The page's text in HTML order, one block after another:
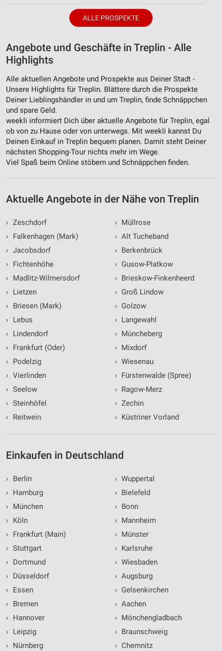
ALLE PROSPEKTE
Angebote und Geschäfte in Treplin - Alle
Highlights
Alle aktuellen Angebote und Prospekte aus Deiner Stadt -
Unsere Highlights für Treplin. Blättere durch die Prospekte
Deiner Lieblingshändler in und um Treplin, finde Schnäppchen
und spare Geld.
weekli informiert Dich über aktuelle Angebote für Treplin, egal
ob von zu Hause oder von unterwegs. Mit weekli kannst Du
Deinen Einkauf in Treplin bequem planen. Damit steht Deiner
nächsten Shopping-Tour nichts mehr im Wege.
Viel Spaß beim Online stöbern und Schnäppchen finden.
Aktuelle Angebote in der Nähe von Treplin
› Zeschdorf
›
Falkenhagen (Mark)
› Jacobsdorf
›
Fichtenhöhe
›
Madlitz-Wilmersdorf
›
Lietzen
›
Briesen (Mark)
›
Lebus
›
Lindendorf
›
Frankfurt (Oder)
›
Podelzig
› Vierlinden
› Seelow
› Steinhöfel
›
Reitwein
› Müllrose
› Alt Tucheband
› Berkenbrück
› Gusow-Platkow
› Brieskow-Finkenheerd
› Groß Lindow
› Golzow
› Langewahl
› Müncheberg
› Mixdorf
› Wiesenau
› Fürstenwalde (Spree)
› Ragow-Merz
› Zechin
› Küstriner Vorland
Einkaufen in Deutschland
›
Berlin
›
Hamburg
›
München
›
Köln
›
Frankfurt (Main)
› Stuttgart
›
Dortmund
›
Düsseldorf
›
Essen
›
Bremen
›
Hannover
›
Leipzig
›
Nürnberg
› Wuppertal
› Bielefeld
› Bonn
› Mannheim
› Münster
› Karlsruhe
› Wiesbaden
› Augsburg
› Gelsenkirchen
› Aachen
› Mönchengladbach
› Braunschweig
› Chemnitz
Verwendung von Profilen zur Auswahl
personalisierter Werbung
von Inhalten
Verwendung von Profilen zur Auswahl
personalisierter Inhalte
Messung der Werbeleistung
Messung der Performance von Inhalten
Analyse von Zielgruppen durch Statistiken oder
Kombinationen von Daten aus verschiedenen
Quellen
Verwendung reduzierter Daten zur Auswahl von
Inhalten
IAB-Besonderheiten:
Verwendung genauer Standortdaten
Informationen identifizieren
Nicht-IAB-Verarbeitungszwecke:
Notwendig
Performance
Funktional
Werbung